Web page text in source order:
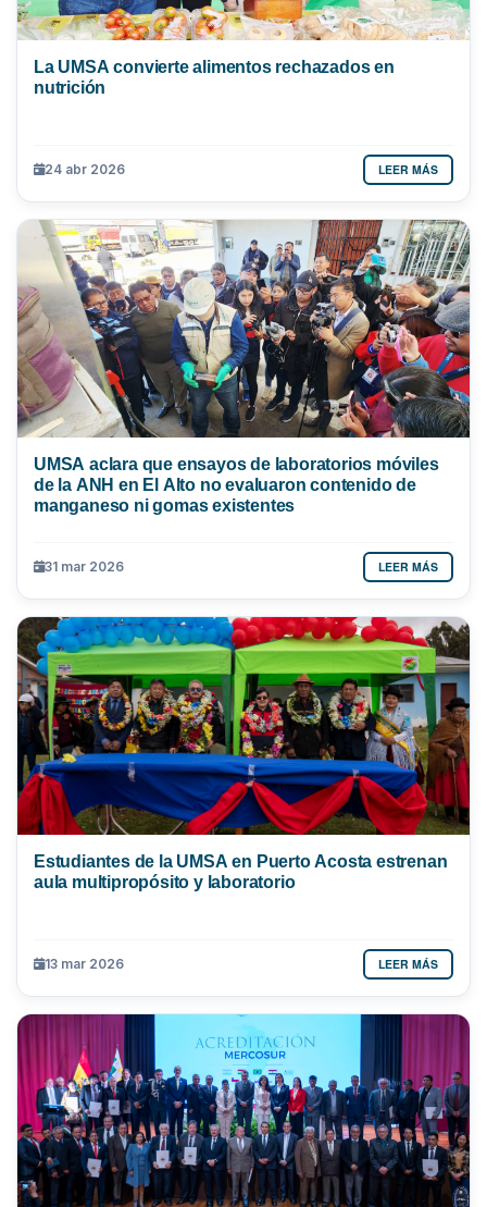
La UMSA convierte alimentos rechazados en
nutrición
24 abr 2026 LEER MÁS
UMSA aclara que ensayos de laboratorios móviles
de la ANH en El Alto no evaluaron contenido de
manganeso ni gomas existentes
31 mar 2026 LEER MÁS
Estudiantes de la UMSA en Puerto Acosta estrenan
aula multipropósito y laboratorio
13 mar 2026 LEER MÁS